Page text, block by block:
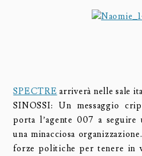
SPECTRE arriverà nelle sale
SINOSSI: Un messaggio
porta l’agente 007 a seguire
una minacciosa
forze politiche per tenere in